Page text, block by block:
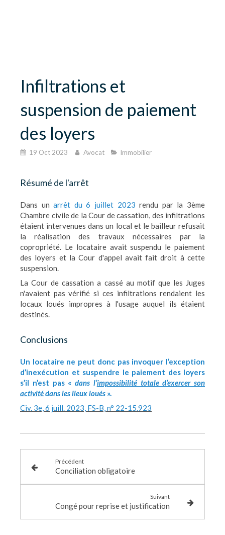
Infiltrations et
suspension de paiement
des loyers
19 Oct 2023 Avocat Immobilier
Résumé de l'arrêt
Dans unarrêt du 6 juillet 2023 rendu par la 3ème
Chambre civile de la Cour de cassation, des infiltrations
étaient intervenues dans un local et le bailleur refusait
la réalisation des travaux nécessaires par la
copropriété. Le locataire avait suspendu le paiement
des loyers et la Cour d'appel avait fait droit à cette
suspension.
La Cour de cassation a cassé au motif que les Juges
n'avaient pas vérifié si ces infiltrations rendaient les
locaux loués impropres à l'usage auquel ils étaient
destinés.
Conclusions
Un locataire ne peut donc pas invoquer l’exception
d’inexécution et suspendre le paiement des loyers
s’il n’est pas « dans l’impossibilité totale d’exercer son
activitédans les lieux loués ».
Civ. 3e, 6 juill. 2023, FS-B, n° 22-15.923
Précédent
Conciliation obligatoire
Suivant
Congé pour reprise et justification